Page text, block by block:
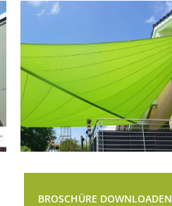
BROSCHÜRE DOWNLOADEN